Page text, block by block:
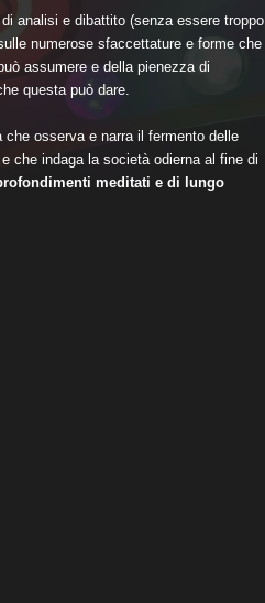
di analisi e dibattito (senza essere troppo
numerose sfaccettature e forme che
assumere e della pienezza di
questa può dare.
che osserva e narra il fermento delle
e che indaga la società odierna al fine di
meditati e di lungo